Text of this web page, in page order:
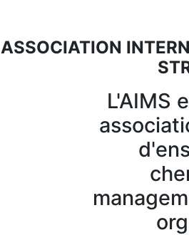
ASSOCIATION
L'AIMS